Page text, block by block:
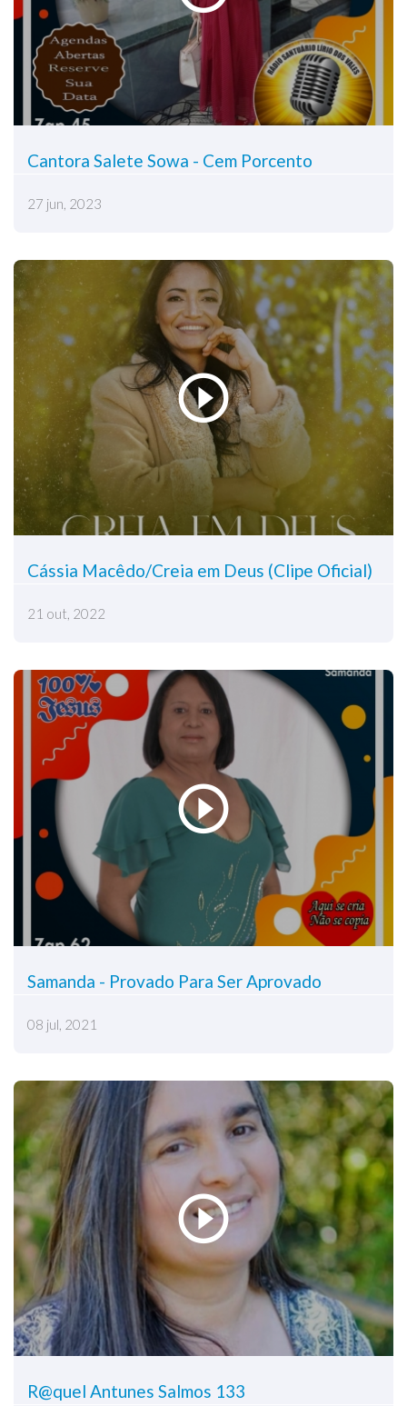
Cantora Salete Sowa - Cem Porcento
27 jun, 2023
Cássia Macêdo/Creia em Deus (Clipe Oficial)
21 out, 2022
Samanda - Provado Para Ser Aprovado
08 jul, 2021
R@quel Antunes Salmos 133